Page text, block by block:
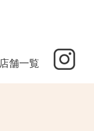
店舗一覧